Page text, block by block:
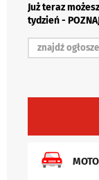
Już teraz
tydzień -